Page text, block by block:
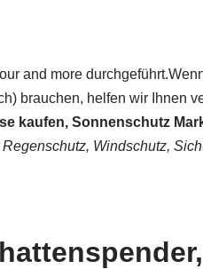
and more
brauchen, helfen wir Ihnen
kaufen, Sonnenschutz
Windschutz,